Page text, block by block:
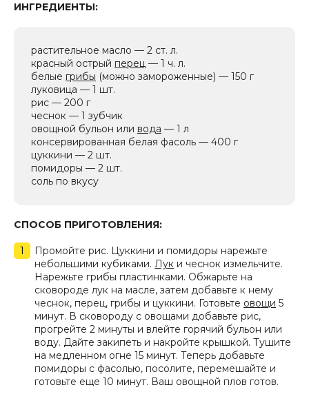
ИНГРЕДИЕНТЫ:
растительное масло — 2 ст. л.
красный острый перец — 1 ч. л.
белые грибы (можно замороженные) — 150 г
луковица — 1 шт.
рис — 200 г
чеснок — 1 зубчик
овощной бульон или вода — 1 л
консервированная белая фасоль — 400 г
цуккини — 2 шт.
помидоры — 2 шт.
соль по вкусу
СПОСОБ ПРИГОТОВЛЕНИЯ:
Промойте рис. Цуккини и помидоры нарежьте
небольшими кубиками. Лук и чеснок измельчите.
Нарежьте грибы пластинками. Обжарьте на
сковороде лук на масле, затем добавьте к нему
чеснок, перец, грибы и цуккини. Готовьте овощи 5
минут. В сковороду с овощами добавьте рис,
прогрейте 2 минуты и влейте горячий бульон или
воду. Дайте закипеть и накройте крышкой. Тушите
на медленном огне 15 минут. Теперь добавьте
помидоры с фасолью, посолите, перемешайте и
готовьте еще 10 минут. Ваш овощной плов готов.